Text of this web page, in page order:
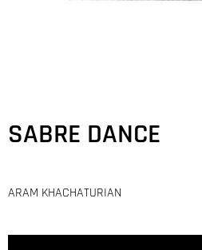
SABRE DANCE
ARAM KHACHATURIAN